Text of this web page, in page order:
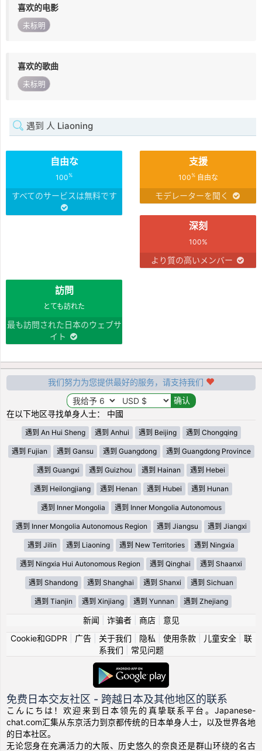
喜欢的电影
未标明
喜欢的歌曲
未标明
遇到 人 Liaoning
自由な
100%
すべてのサービスは無料です
支援
100%自由な
モデレーターを聞く
深刻
100%
より質の高いメンバー
訪問
とても訪れた
最も訪問された日本のウェブサ
イト
我们努力为您提供最好的服务，请支持我们
在以下地区寻找单身人士： 中國
遇到 An Hui Sheng 遇到 Anhui 遇到 Beijing 遇到 Chongqing
遇到 Fujian 遇到 Gansu 遇到 Guangdong 遇到 Guangdong Province
遇到 Guangxi 遇到 Guizhou 遇到 Hainan 遇到 Hebei
遇到 Heilongjiang 遇到 Henan 遇到 Hubei 遇到 Hunan
遇到 Inner Mongolia 遇到 Inner Mongolia Autonomous
遇到 Inner Mongolia Autonomous Region 遇到 Jiangsu 遇到 Jiangxi
遇到 Jilin 遇到 Liaoning 遇到 New Territories 遇到 Ningxia
遇到 Ningxia Hui Autonomous Region 遇到 Qinghai 遇到 Shaanxi
遇到 Shandong 遇到 Shanghai 遇到 Shanxi 遇到 Sichuan
遇到 Tianjin 遇到 Xinjiang 遇到 Yunnan 遇到 Zhejiang
新闻 诈骗者| 商店| 意见
Cookie和GDPR
广告| 关于我们 隐私 使用条款| 儿童安全| 联
系我们
常见问题
免费日本交友社区 - 跨越日本及其他地区的联系
こんにちは！欢迎来到日本领先的真挚联系平台。Japanese-
chat.com汇集从东京活力到京都传统的日本单身人士，以及世界各地
的日本社区。
无论您身在充满活力的大阪、历史悠久的奈良还是群山环绕的名古